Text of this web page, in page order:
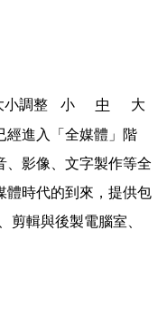
小調整 小 中
大
經進入「全媒體」階
、影像、文字製作等全
體時代的到來，提供包
剪輯與後製電腦室、